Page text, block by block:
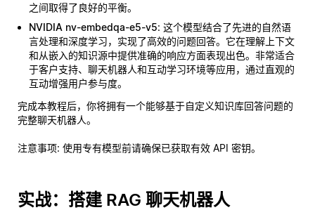
之间取得了良好的平衡。
NVIDIA nv-embedqa-e5-v5: 这个模型结合了先进的自然语
言处理和深度学习，实现了高效的问题回答。它在理解上下文
和从嵌入的知识源中提供准确的响应方面表现出色。非常适合
于客户支持、聊天机器人和互动学习环境等应用，通过直观的
互动增强用户参与度。
完成本教程后，你将拥有一个能够基于自定义知识库回答问题的
完整聊天机器人。
注意事项: 使用专有模型前请确保已获取有效 API 密钥。
实战：搭建 RAG 聊天机器人